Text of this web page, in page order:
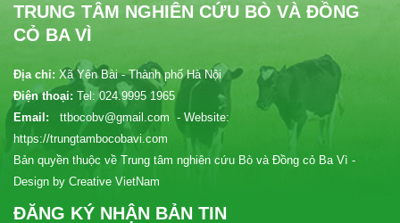
TRUNG TÂM NGHIÊN CỨU BÒ VÀ ĐỒNG
CỎ BA VÌ
Địa chỉ: Xã Yên Bài - Thành phố Hà Nội
Điện thoại: Tel: 024.9995 1965
Email:
ttbocobv@gmail.com - Website:
https://trungtambocobavi.com
Bản quyền thuộc về Trung tâm nghiên cứu Bò và Đồng cỏ Ba Vì -
Design by Creative VietNam
ĐĂNG KÝ NHẬN BẢN TIN